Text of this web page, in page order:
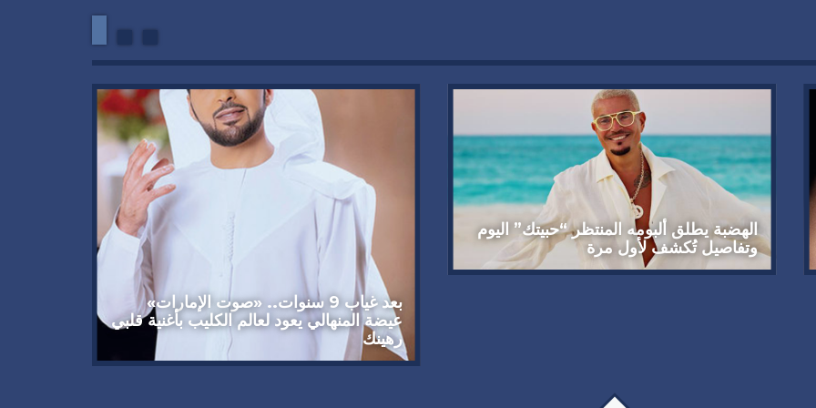
بعد غياب 9 سنوات.. «صوت الإمارات»
عيضة المنهالي يعود لعالم الكليب بأغنية قلبي
رهينك
الهضبة يطلق ألبومه المنتظر “حبيتك” اليوم
وتفاصيل تُكشف لأول مرة